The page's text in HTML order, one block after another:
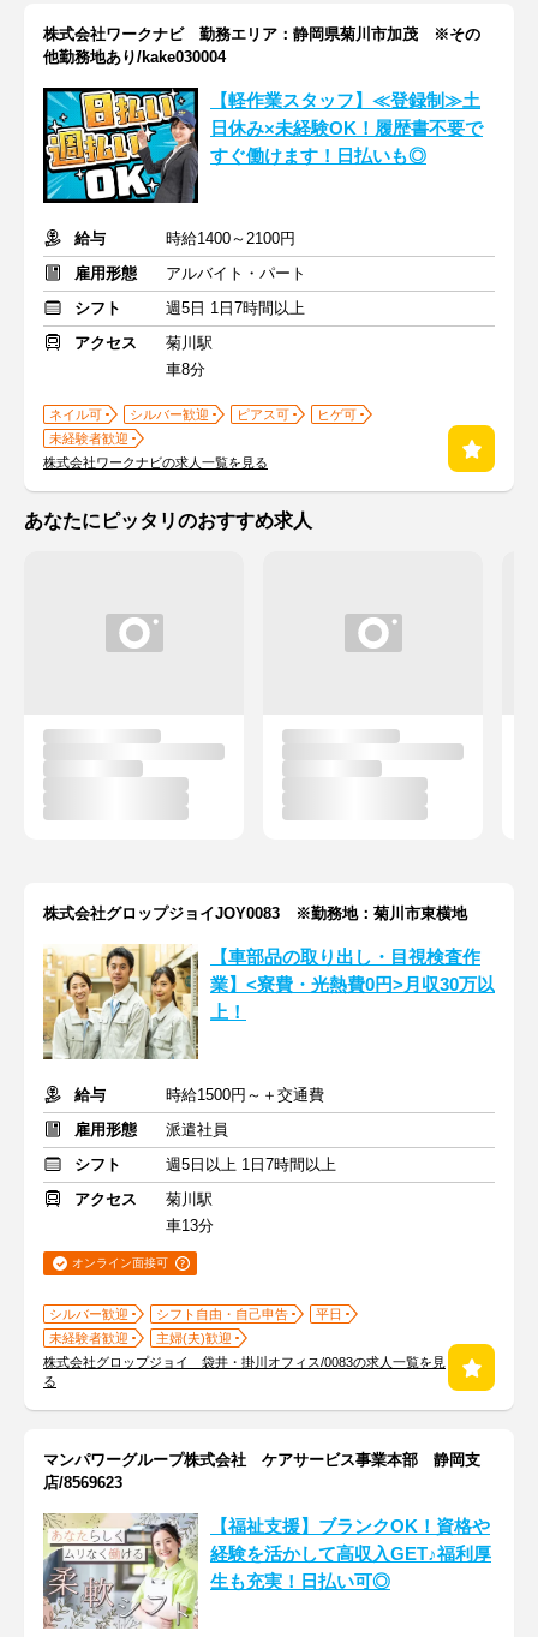
株式会社ワークナビ 勤務エリア：静岡県菊川市加茂 ※その
他勤務地あり/kake030004
【軽作業スタッフ】≪登録制≫土
日休み×未経験OK！履歴書不要で
すぐ働けます！日払いも◎
給与
時給1400～2100円
雇用形態
アルバイト・パート
シフト
週5日 1日7時間以上
アクセス
菊川駅
車8分
ネイル可 シルバー歓迎 ピアス可
ヒゲ可
未経験者歓迎
株式会社ワークナビの求人一覧を見る
あなたにピッタリのおすすめ求人
株式会社グロップジョイJOY0083 ※勤務地：菊川市東横地
【車部品の取り出し・目視検査作
業】<寮費・光熱費0円>月収30万以
上！
給与
時給1500円～＋交通費
雇用形態
派遣社員
シフト
週5日以上 1日7時間以上
アクセス
菊川駅
車13分
オンライン面接可
シルバー歓迎 シフト自由・自己申告
平日
未経験者歓迎
主婦(夫)歓迎
株式会社グロップジョイ 袋井・掛川オフィス/0083の求人一覧を見
る
マンパワーグループ株式会社 ケアサービス事業本部 静岡支
店/8569623
【福祉支援】ブランクOK！資格や
経験を活かして高収入GET♪福利厚
生も充実！日払い可◎